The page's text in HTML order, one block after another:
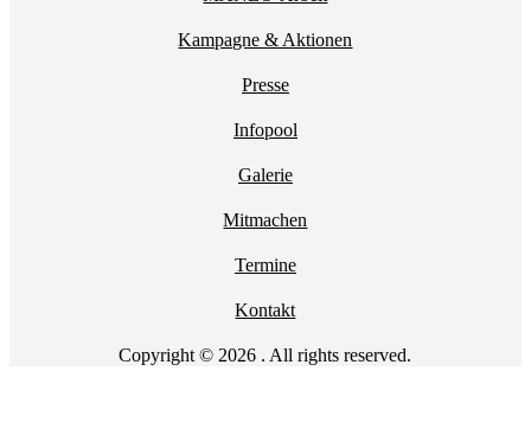
Kampagne & Aktionen
Presse
Infopool
Galerie
Mitmachen
Termine
Kontakt
Copyright © 2026 . All rights reserved.